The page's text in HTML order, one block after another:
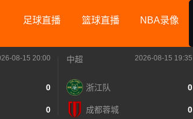
足球直播 篮球直播 NBA录像
08-15 20:00
0
0
中超 2026-08-15 19:35
浙江队 0
成都蓉城 0